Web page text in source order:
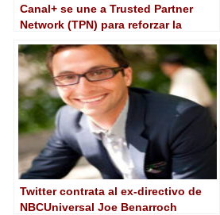
Canal+ se une a Trusted Partner
Network (TPN) para reforzar la
Twitter contrata al ex-directivo de
NBCUniversal Joe Benarroch